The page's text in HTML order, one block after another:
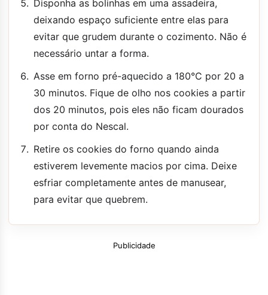
Disponha as bolinhas em uma assadeira,
deixando espaço suficiente entre elas para
evitar que grudem durante o cozimento. Não é
necessário untar a forma.
Asse em forno pré-aquecido a 180°C por 20 a
30 minutos. Fique de olho nos cookies a partir
dos 20 minutos, pois eles não ficam dourados
por conta do Nescal.
Retire os cookies do forno quando ainda
estiverem levemente macios por cima. Deixe
esfriar completamente antes de manusear,
para evitar que quebrem.
Publicidade